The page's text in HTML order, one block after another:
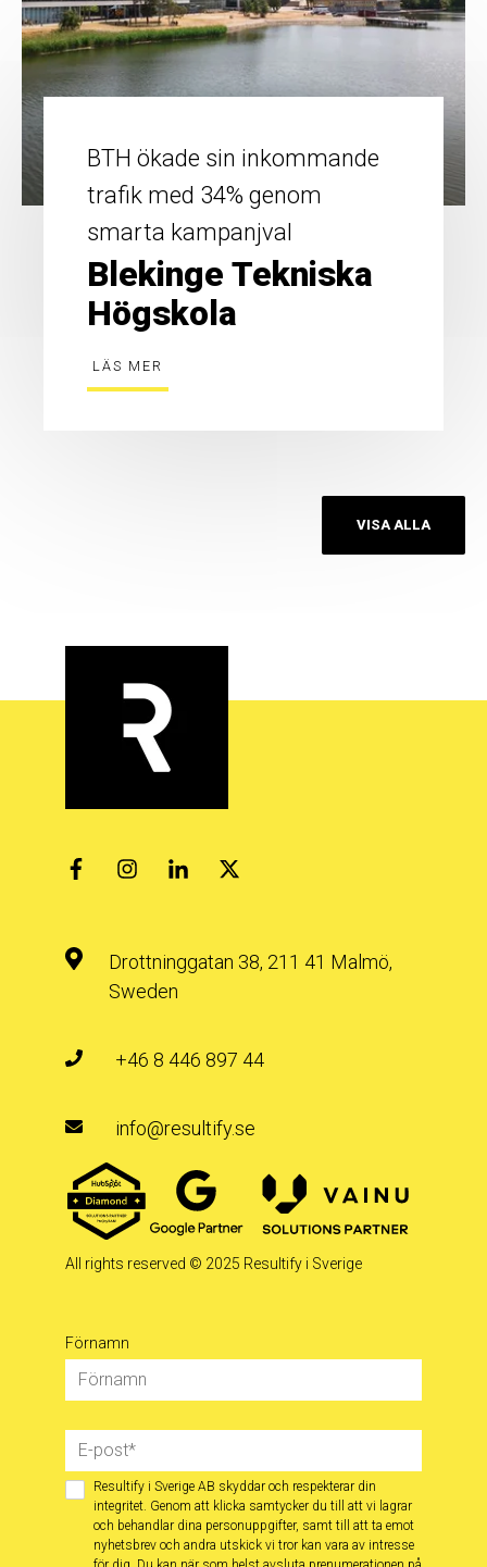
BTH ökade sin inkommande
trafik med 34% genom
smarta kampanjval
Blekinge Tekniska
Högskola
LÄS MER
VISA ALLA
Drottninggatan 38, 211 41 Malmö,
Sweden
+46 8 446 897 44
info@resultify.se
All rights reserved © 2025 Resultify i Sverige
Förnamn
Resultify i Sverige AB skyddar och respekterar din
integritet. Genom att klicka samtycker du till att vi lagrar
och behandlar dina personuppgifter, samt till att ta emot
nyhetsbrev och andra utskick vi tror kan vara av intresse